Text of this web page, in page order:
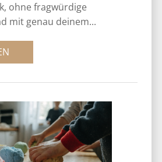
ohne fragwürdige
mit genau deinem...